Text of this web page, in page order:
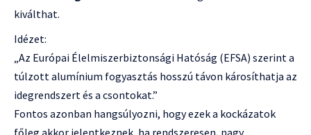
kiválthat.
Idézet:
„Az Európai Élelmiszerbiztonsági Hatóság (EFSA) szerint a
túlzott alumínium fogyasztás hosszú távon károsíthatja az
idegrendszert és a csontokat.”
Fontos azonban hangsúlyozni, hogy ezek a kockázatok